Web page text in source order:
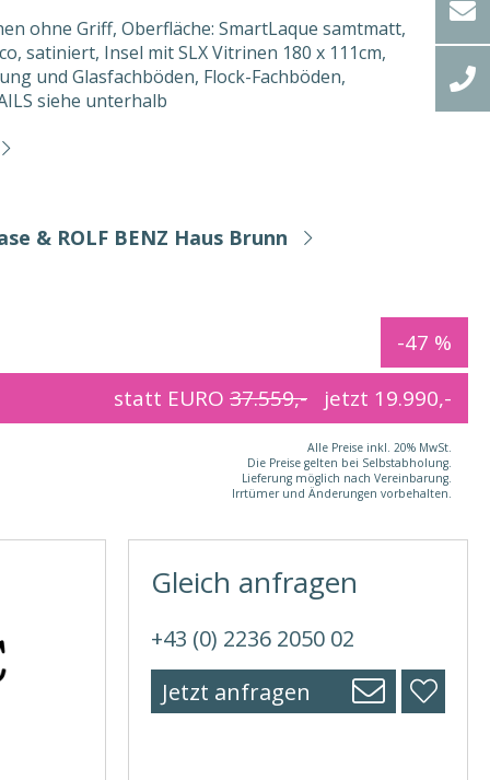
ohne Griff, Oberfläche: SmartLaque samtmatt,
satiniert, Insel mit SLX Vitrinen 180 x 111cm,
und Glasfachböden, Flock-Fachböden,
siehe unterhalb
& ROLF BENZ Haus Brunn
-47 %
statt EURO 37.559,- jetzt 19.990,-
Alle Preise inkl. 20% MwSt.
Die Preise gelten bei Selbstabholung.
Lieferung möglich nach Vereinbarung.
Irrtümer und Änderungen vorbehalten.
Gleich anfragen
+43 (0) 2236 2050 02
Jetzt anfragen